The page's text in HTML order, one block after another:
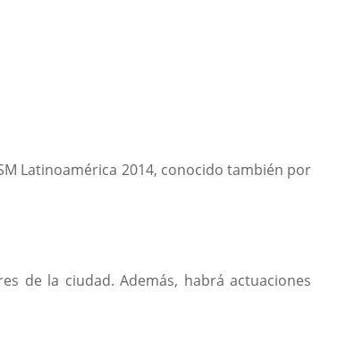
Latinoamérica 2014, conocido también por
de la ciudad. Además, habrá actuaciones